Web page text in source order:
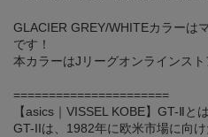
GLACIER GREY/WHITEカラーは
です！
本カラーはJリーグオンラインスト
======================
【asics｜VISSEL KOBE】GT-Ⅱとは
GT-IIは、1982年に欧米市場に向